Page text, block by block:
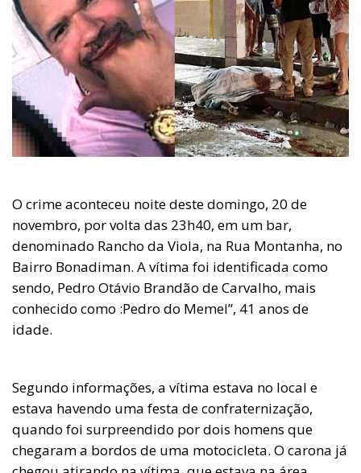
O crime aconteceu noite deste domingo, 20 de
novembro, por volta das 23h40, em um bar,
denominado Rancho da Viola, na Rua Montanha, no
Bairro Bonadiman. A vítima foi identificada como
sendo, Pedro Otávio Brandão de Carvalho, mais
conhecido como :Pedro do Memel”, 41 anos de
idade.
Segundo informações, a vítima estava no local e
estava havendo uma festa de confraternização,
quando foi surpreendido por dois homens que
chegaram a bordos de uma motocicleta. O carona já